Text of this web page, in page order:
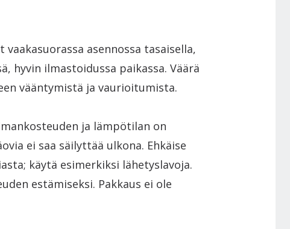
asennossa tasaisella,
hyvin ilmastoidussa paikassa. Väärä
vääntymistä ja vaurioitumista.
ja lämpötilan on
ei saa säilyttää ulkona. Ehkäise
käytä esimerkiksi lähetyslavoja.
estämiseksi. Pakkaus ei ole